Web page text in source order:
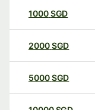
1000SGD
2000SGD
5000SGD